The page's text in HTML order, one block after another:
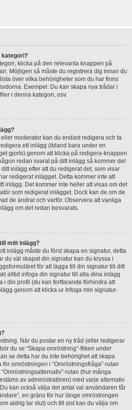
kategori?
klicka på den relevanta knappen på
Möjligen så måste du registrera dig innan du
över vilka behörigheter som du har finns
Exempel: Du kan skapa nya trådar i
i denna kategori, osv.
moderator kan du endast redigera och ta
ett inlägg (ibland bara under en
gjorts) genom att klicka på redigera-knappen
redan svarat på ditt inlägg så kommer det
inlägg efter att du redigerat det, som visar
redigerat inlägget. Detta kommer inte att
inlägg. Det kommer inte heller att visas om det
som redigerat inlägget. Dock kan de om de
de ändrat och varför. Observera att vanliga
om det redan besvarats.
mitt inlägg?
inlägg måste du först skapa en signatur, detta
du väl skapat din signatur kan du kryssa i
för att lägga till din signatur till ditt
alltid infoga din signatur till alla dina inlägg
i din profil (du kan fortfarande förhindra att
genom att klicka ur Infoga min signatur-
När du postar en ny tråd (eller redigerar
du se “Skapa omröstning”-fliken under
se detta har du inte behörighet att skapa
omröstningen i “Omröstningsfråga”-rutan
rutan (hur många
av administratören) med varje alternativ
kan också välja det antal val användaren får
en gräns för hur länge omröstningen
aldrig tar slut) och till sist kan du välja om